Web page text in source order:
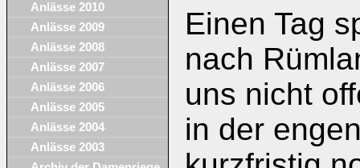
Anlässe 2010
Anlässe 2009
Anlässe 2008
Anlässe 2007
Anlässe 2006
Anlässe 2005
Anlässe 2004
Anlässe 2003
Einen Tag
nach
uns nicht
in der